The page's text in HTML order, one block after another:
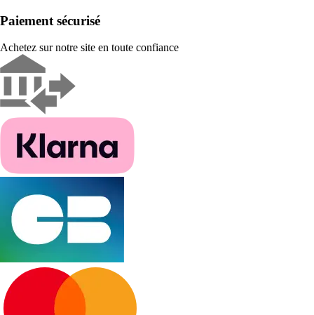
Paiement sécurisé
Achetez sur notre site en toute confiance